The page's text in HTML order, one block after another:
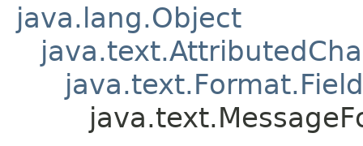
java.lang.Object
java.text.Format.Field